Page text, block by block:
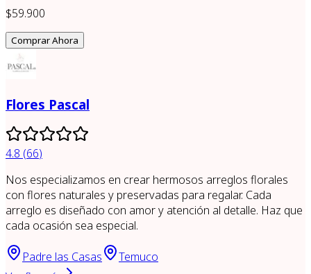
$59.900
Comprar Ahora
Flores Pascal
4.8 (66)
Nos especializamos en crear hermosos arreglos florales
con flores naturales y preservadas para regalar. Cada
arreglo es diseñado con amor y atención al detalle. Haz que
cada ocasión sea especial.
Padre las Casas
Temuco